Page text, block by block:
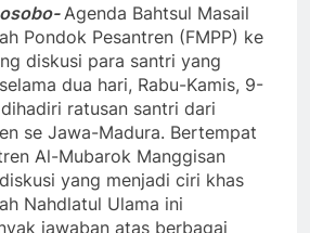
Agenda Bahtsul Masail
Pondok Pesantren (FMPP) ke
diskusi para santri yang
dua hari, Rabu-Kamis, 9-
ratusan santri dari
se Jawa-Madura. Bertempat
Al-Mubarok Manggisan
yang menjadi ciri khas
Nahdlatul Ulama ini
jawaban atas berbagai